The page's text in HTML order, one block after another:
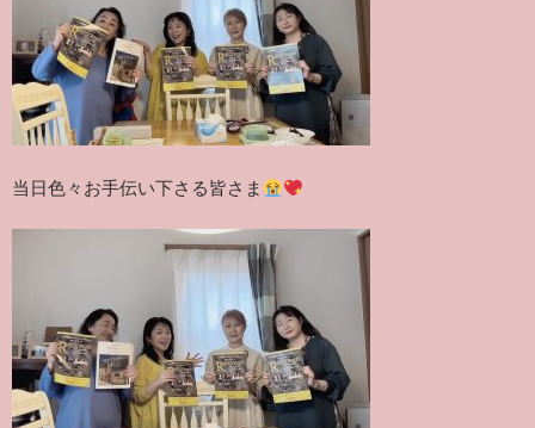
当日色々お手伝い下さる皆さま